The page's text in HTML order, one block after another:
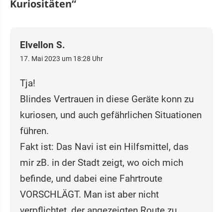
Kuriositäten“
Elvellon S.
17. Mai 2023 um 18:28 Uhr
Tja!
Blindes Vertrauen in diese Geräte konn zu
kuriosen, und auch gefährlichen Situationen
führen.
Fakt ist: Das Navi ist ein Hilfsmittel, das
mir zB. in der Stadt zeigt, wo oich mich
befinde, und dabei eine Fahrtroute
VORSCHLÄGT. Man ist aber nicht